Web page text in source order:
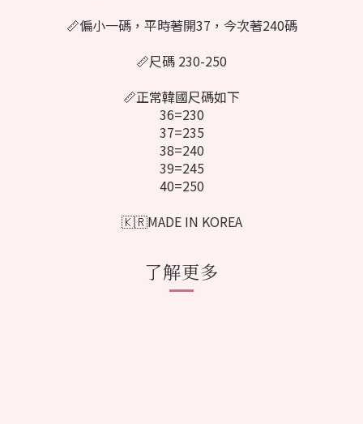
📏偏小一碼，平時著開37，今次著240碼
📏尺碼 230-250
📏正常韓國尺碼如下
36=230
37=235
38=240
39=245
40=250
🇰🇷MADE IN KOREA
了解更多